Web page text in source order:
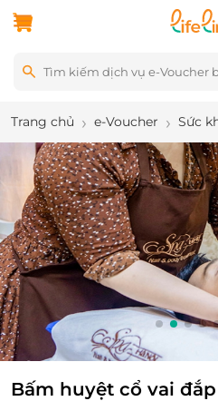
Trang chủ e-Voucher Sức
Bấm huyệt cổ vai